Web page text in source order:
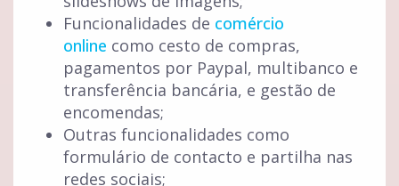
Funcionalidades de comércio
online como cesto de compras,
pagamentos por Paypal, multibanco e
transferência bancária, e gestão de
encomendas;
Outras funcionalidades como
formulário de contacto e partilha nas
redes sociais;